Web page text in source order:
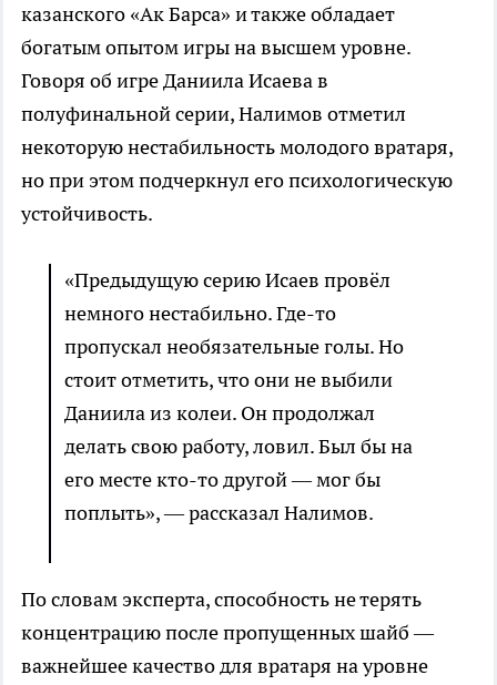
казанского «Ак Барса» и также обладает
богатым опытом игры на высшем уровне.
Говоря об игре Даниила Исаева в
полуфинальной серии, Налимов отметил
некоторую нестабильность молодого вратаря,
но при этом подчеркнул его психологическую
устойчивость.
«Предыдущую серию Исаев провёл
немного нестабильно. Где-то
пропускал необязательные голы. Но
стоит отметить, что они не выбили
Даниила из колеи. Он продолжал
делать свою работу, ловил. Был бы на
его месте кто-то другой — мог бы
поплыть», — рассказал Налимов.
По словам эксперта, способность не терять
концентрацию после пропущенных шайб —
важнейшее качество для вратаря на уровне